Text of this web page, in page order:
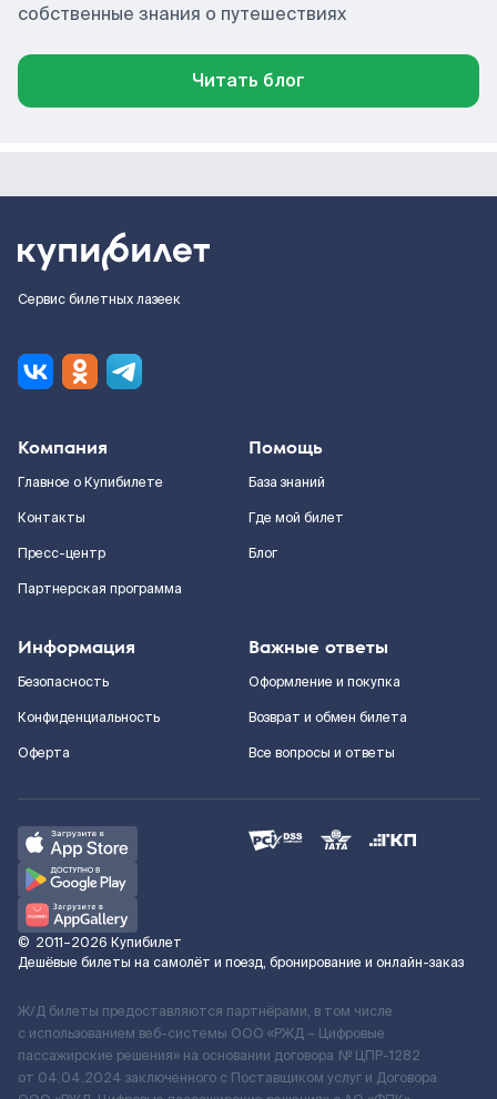
собственные знания о путешествиях
Читать блог
Сервис билетных лазеек
Компания
Главное о Купибилете
Контакты
Пресс-центр
Партнерская программа
Помощь
База знаний
Где мой билет
Блог
Информация
Безопасность
Конфиденциальность
Оферта
Важные ответы
Оформление и покупка
Возврат и обмен билета
Все вопросы и ответы
© 2011–2026 Купибилет
Дешёвые билеты на самолёт и поезд, бронирование и онлайн-заказ
Ж/Д билеты предоставляются партнёрами, в том числе
с использованием веб-системы ООО «РЖД – Цифровые
пассажирские решения» на основании договора № ЦПР-1282
от 04.04.2024 заключенного с Поставщиком услуг и Договора